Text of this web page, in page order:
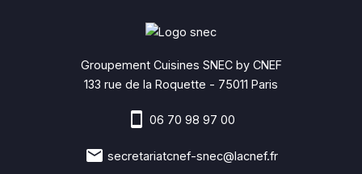
Groupement Cuisines SNEC by CNEF
133 rue de la Roquette - 75011 Paris
06 70 98 97 00
secretariatcnef-snec@lacnef.fr